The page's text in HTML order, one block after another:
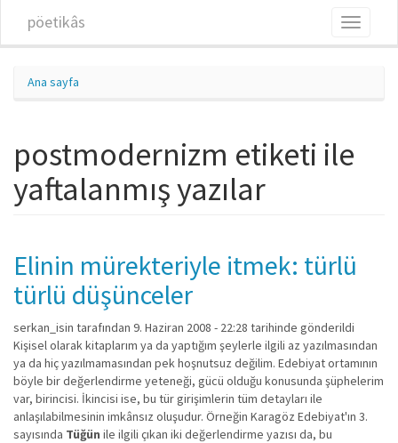
pöetikâs
Toggle
Ana sayfa
postmodernizm etiketi ile
yaftalanmış yazılar
Elinin mürekteriyle itmek: türlü
türlü düşünceler
serkan_isin tarafından 9. Haziran 2008 - 22:28 tarihinde gönderildi
Kişisel olarak kitaplarım ya da yaptığım şeylerle ilgili az yazılmasından
ya da hiç yazılmamasından pek hoşnutsuz değilim. Edebiyat ortamının
böyle bir değerlendirme yeteneği, gücü olduğu konusunda şüphelerim
var, birincisi. İkincisi ise, bu tür girişimlerin tüm detayları ile
anlaşılabilmesinin imkânsız oluşudur. Örneğin Karagöz Edebiyat'ın 3.
sayısında Tüğün ile ilgili çıkan iki değerlendirme yazısı da, bu